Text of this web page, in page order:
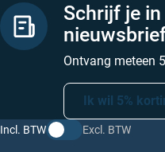
Schrijf je
Ontvang meteen
Ik wil 5%
Incl. BTW Excl. BTW